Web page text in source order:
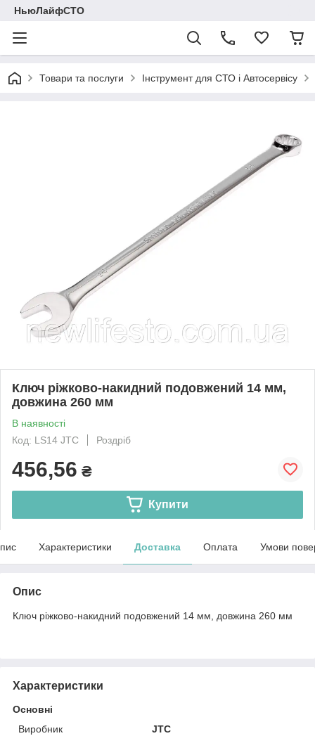
НьюЛайфСТО
Товари та послуги Інструмент для СТО і Автосервісу
Ключ ріжково-накидний подовжений 14 мм,
довжина 260 мм
В наявності
Код: LS14 JTC
Роздріб
456,56 ₴
Купити
Характеристики Доставка Оплата Умови
Опис
Ключ ріжково-накидний подовжений 14 мм, довжина 260 мм
Характеристики
Основні
Виробник
JTC